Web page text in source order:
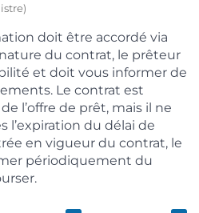
doit être accordé via
du contrat, le prêteur
et doit vous informer de
Le contrat est
l’offre de prêt, mais il ne
l’expiration du délai de
en vigueur du contrat, le
périodiquement du